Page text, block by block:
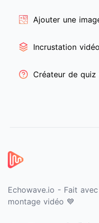
Ajouter une
Incrustation vidéo
Créateur de quiz
Echowave.io - Fait
montage vidéo 💙